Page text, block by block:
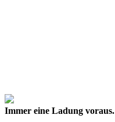
Immer eine Ladung voraus.